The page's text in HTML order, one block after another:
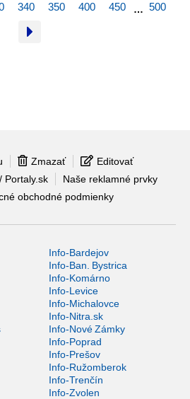
340 350 400 450 … 500
Zmazať
Editovať
Portaly.sk
Naše reklamné prvky
obchodné podmienky
Info-Bardejov
Info-Ban. Bystrica
Info-Komárno
Info-Levice
Info-Michalovce
Info-Nitra.sk
Info-Nové Zámky
Info-Poprad
Info-Prešov
Info-Ružomberok
Info-Trenčín
Info-Zvolen